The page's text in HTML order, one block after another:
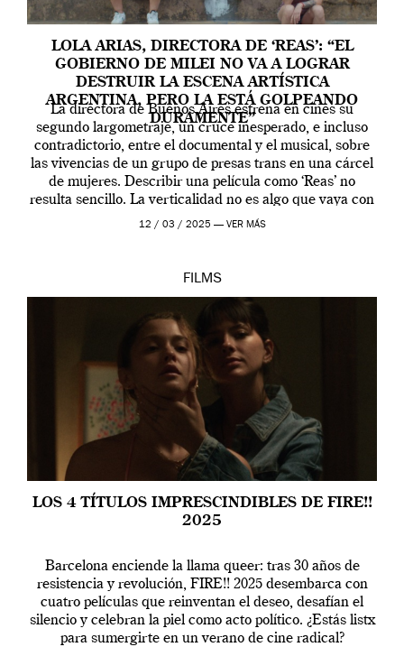
LOLA ARIAS, DIRECTORA DE ‘REAS’: “EL
GOBIERNO DE MILEI NO VA A LOGRAR
DESTRUIR LA ESCENA ARTÍSTICA
ARGENTINA, PERO LA ESTÁ GOLPEANDO
DURAMENTE”
La directora de Buenos Aires estrena en cines su
segundo largometraje, un cruce inesperado, e incluso
contradictorio, entre el documental y el musical, sobre
las vivencias de un grupo de presas trans en una cárcel
de mujeres. Describir una película como ‘Reas’ no
resulta sencillo. La verticalidad no es algo que vaya con
la artista, […]
12 / 03 / 2025 — VER MÁS
FILMS
LOS 4 TÍTULOS IMPRESCINDIBLES DE FIRE!!
2025
Barcelona enciende la llama queer: tras 30 años de
resistencia y revolución, FIRE!! 2025 desembarca con
cuatro películas que reinventan el deseo, desafían el
silencio y celebran la piel como acto político. ¿Estás listx
para sumergirte en un verano de cine radical?